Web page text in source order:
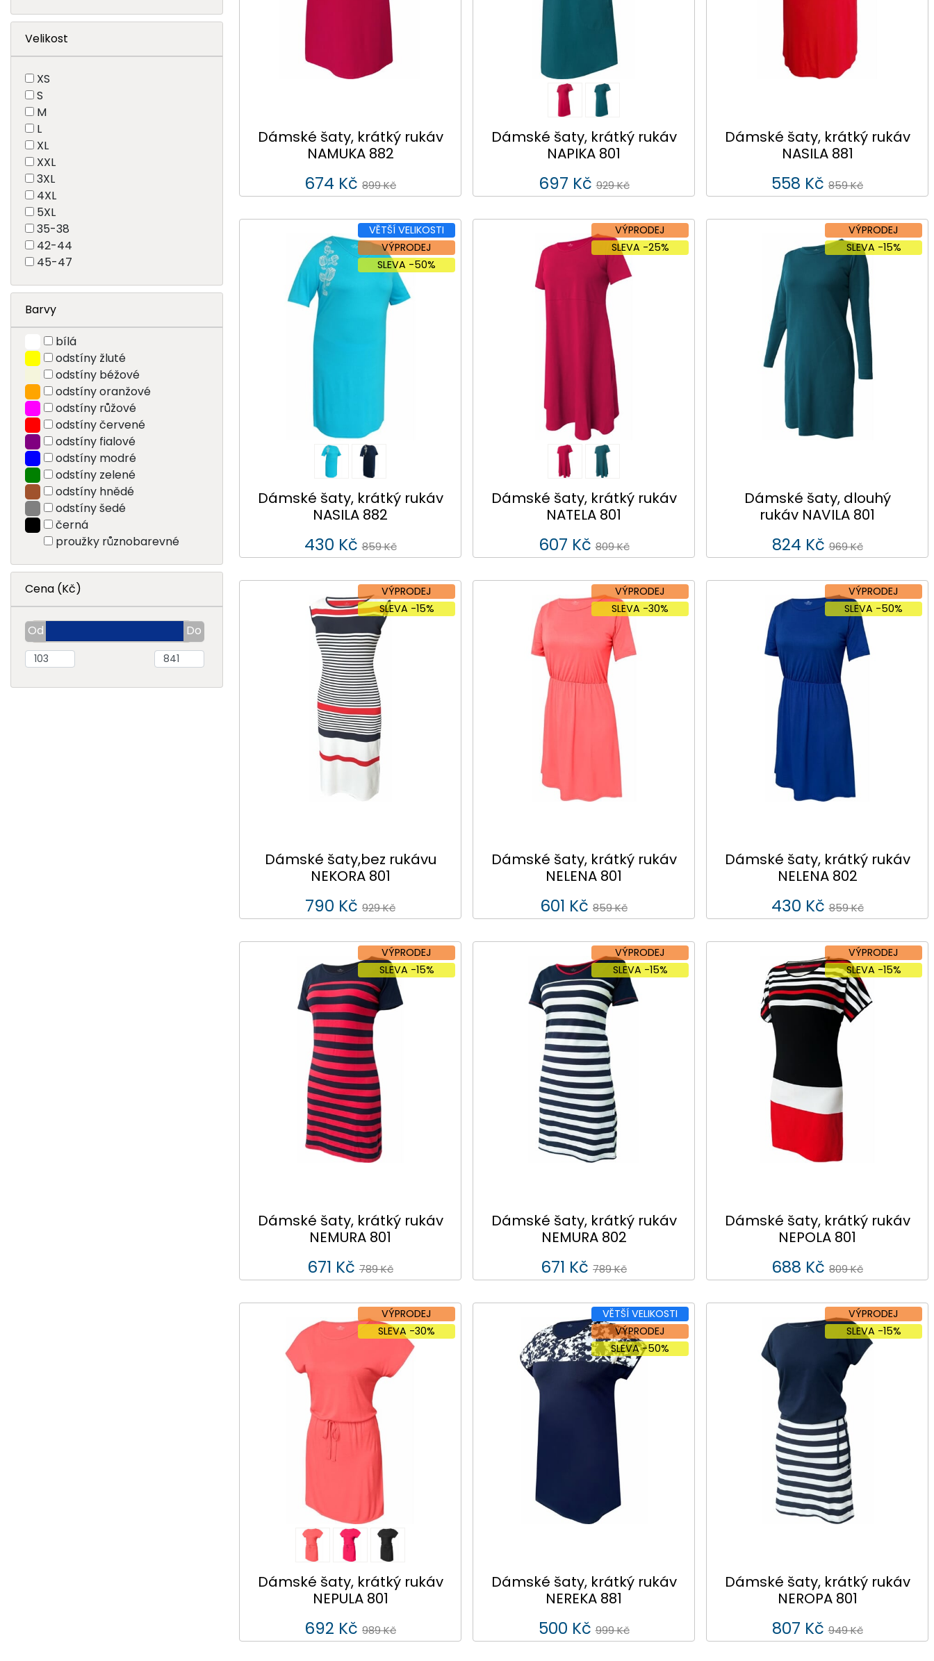
Velikost
XS
S
M
L
XL
XXL
3XL
4XL
5XL
35-38
42-44
45-47
Barvy
bílá
odstíny žluté
odstíny béžové
odstíny oranžové
odstíny růžové
odstíny červené
odstíny fialové
odstíny modré
odstíny zelené
odstíny hnědé
odstíny šedé
černá
proužky různobarevné
Cena (Kč)
Dámské šaty, krátký rukáv
NAMUKA 882
674 Kč 899 Kč
Dámské šaty, krátký rukáv
NAPIKA 801
697 Kč 929 Kč
Dámské šaty, krátký rukáv
NASILA 881
558 Kč 859 Kč
VĚTŠÍ VELIKOSTI
VÝPRODEJ
SLEVA -50%
Dámské šaty, krátký rukáv
NASILA 882
430 Kč 859 Kč
VÝPRODEJ
SLEVA -25%
Dámské šaty, krátký rukáv
NATELA 801
607 Kč 809 Kč
VÝPRODEJ
SLEVA -15%
Dámské šaty, dlouhý
rukáv NAVILA 801
824 Kč 969 Kč
VÝPRODEJ
SLEVA -15%
Dámské šaty,bez rukávu
NEKORA 801
790 Kč 929 Kč
VÝPRODEJ
SLEVA -30%
Dámské šaty, krátký rukáv
NELENA 801
601 Kč 859 Kč
VÝPRODEJ
SLEVA -50%
Dámské šaty, krátký rukáv
NELENA 802
430 Kč 859 Kč
VÝPRODEJ
SLEVA -15%
Dámské šaty, krátký rukáv
NEMURA 801
671 Kč 789 Kč
VÝPRODEJ
SLEVA -15%
Dámské šaty, krátký rukáv
NEMURA 802
671 Kč 789 Kč
VÝPRODEJ
SLEVA -15%
Dámské šaty, krátký rukáv
NEPOLA 801
688 Kč 809 Kč
VÝPRODEJ
SLEVA -30%
Dámské šaty, krátký rukáv
NEPULA 801
692 Kč 989 Kč
VĚTŠÍ VELIKOSTI
VÝPRODEJ
SLEVA -50%
Dámské šaty, krátký rukáv
NEREKA 881
500 Kč 999 Kč
VÝPRODEJ
SLEVA -15%
Dámské šaty, krátký rukáv
NEROPA 801
807 Kč 949 Kč